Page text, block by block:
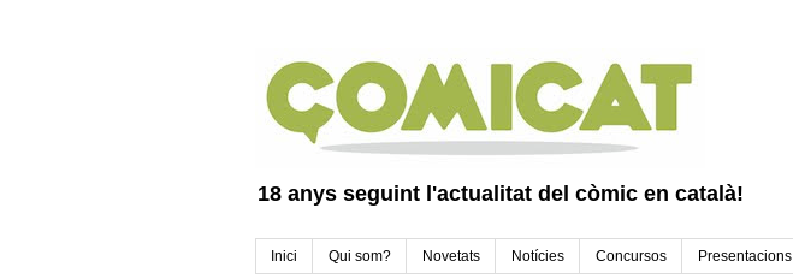
18 anys seguint l'actualitat del còmic en català!
Inici Qui som? Novetats Notícies Concursos Presentacions